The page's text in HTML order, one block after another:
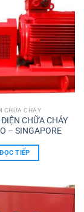
CHỮA CHÁY
CHỮA CHÁY
– SINGAPORE
ĐỌC TIẾP